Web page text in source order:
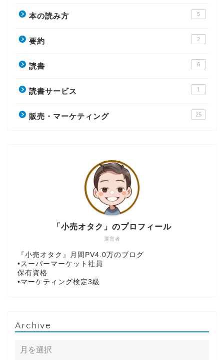
本の読み方 5
要約 2
読書 6
読書サービス 1
販売・マーケティング 25
運営者
「小売オタク」のプロフィール
『小売オタク』月間PV4.0万のブログ
•スーパーマーケット社員
保有資格
•マーケティング検定3級
Archive